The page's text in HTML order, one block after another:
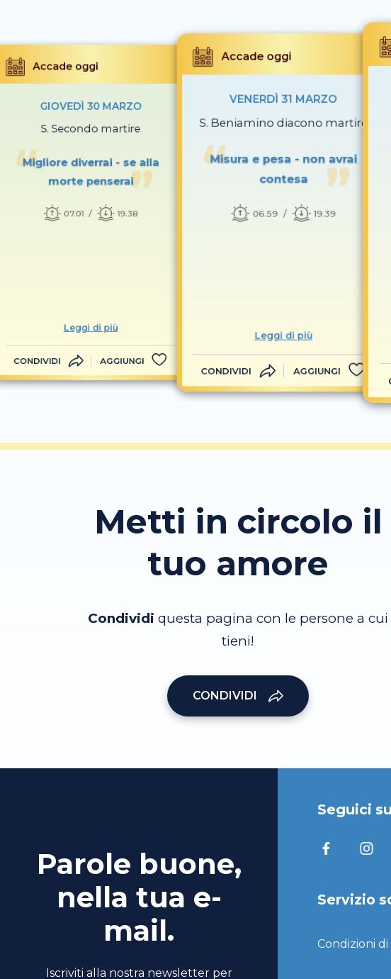
Accade oggi
GIOVEDÌ 30 MARZO
S. Secondo martire
Migliore diverrai - se alla
morte penserai
07.01 19.38
Leggi di più
CONDIVIDI AGGIUNGI
Accade oggi
VENERDÌ 31 MARZO
S. Beniamino diacono martire
Misura e pesa - non avrai
contesa
06.59 19.39
Leggi di più
CONDIVIDI AGGIUNGI
Metti in circolo il
tuo amore
Condividi questa pagina con le persone a cui
tieni!
CONDIVIDI
Parole buone,
nella tua e-
mail.
Iscriviti alla nostra newsletter per
Seguici su
Servizio
Condizioni